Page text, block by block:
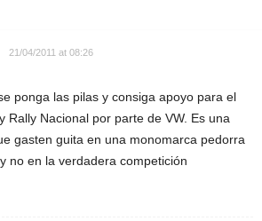
21/04/2011 at 08:26
ponga las pilas y consiga apoyo para el
Rally Nacional por parte de VW. Es una
gasten guita en una monomarca pedorra
no en la verdadera competición